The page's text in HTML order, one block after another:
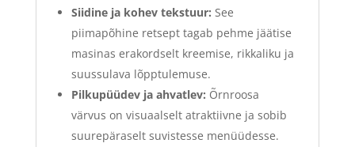
Siidine ja kohev tekstuur: See
piimapõhine retsept tagab pehme jäätise
masinas erakordselt kreemise, rikkaliku ja
suussulava lõpptulemuse.
Pilkupüüdev ja ahvatlev: Õrnroosa
värvus on visuaalselt atraktiivne ja sobib
suurepäraselt suvistesse menüüdesse.